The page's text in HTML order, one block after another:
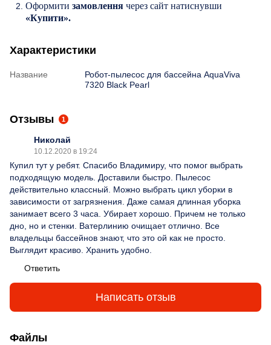
Оформити замовлення через сайт натиснувши
«Купити».
Характеристики
Название
Робот-пылесоc для бассейна AquaViva
7320 Black Pearl
Отзывы 1
Николай
10.12.2020 в 19:24
Купил тут у ребят. Спасибо Владимиру, что помог выбрать
подходящую модель. Доставили быстро. Пылесос
действительно классный. Можно выбрать цикл уборки в
зависимости от загрязнения. Даже самая длинная уборка
занимает всего 3 часа. Убирает хорошо. Причем не только
дно, но и стенки. Ватерлинию очищает отлично. Все
владельцы бассейнов знают, что это ой как не просто.
Выглядит красиво. Хранить удобно.
Ответить
Написать отзыв
Файлы